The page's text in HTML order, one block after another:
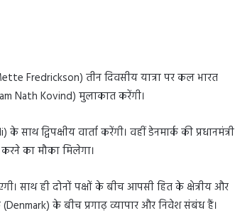
Fredrickson) तीन दिवसीय यात्रा पर कल भारत
Nath Kovind) मुलाकात करेंगी।
द्विपक्षीय वार्ता करेंगी। वहीं डेनमार्क की प्रधानमंत्री
का मौका मिलेगा।
साथ ही दोनों पक्षों के बीच आपसी हित के क्षेत्रीय और
(Denmark) के बीच प्रगाढ़ व्यापार और निवेश संबंध हैं।